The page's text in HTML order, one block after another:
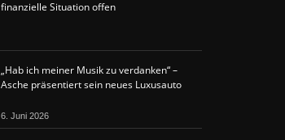
finanzielle Situation offen
„Hab ich meiner Musik zu verdanken“ –
Asche präsentiert sein neues Luxusauto
6. Juni 2026